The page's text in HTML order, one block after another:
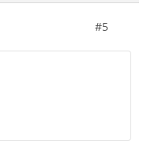
#5